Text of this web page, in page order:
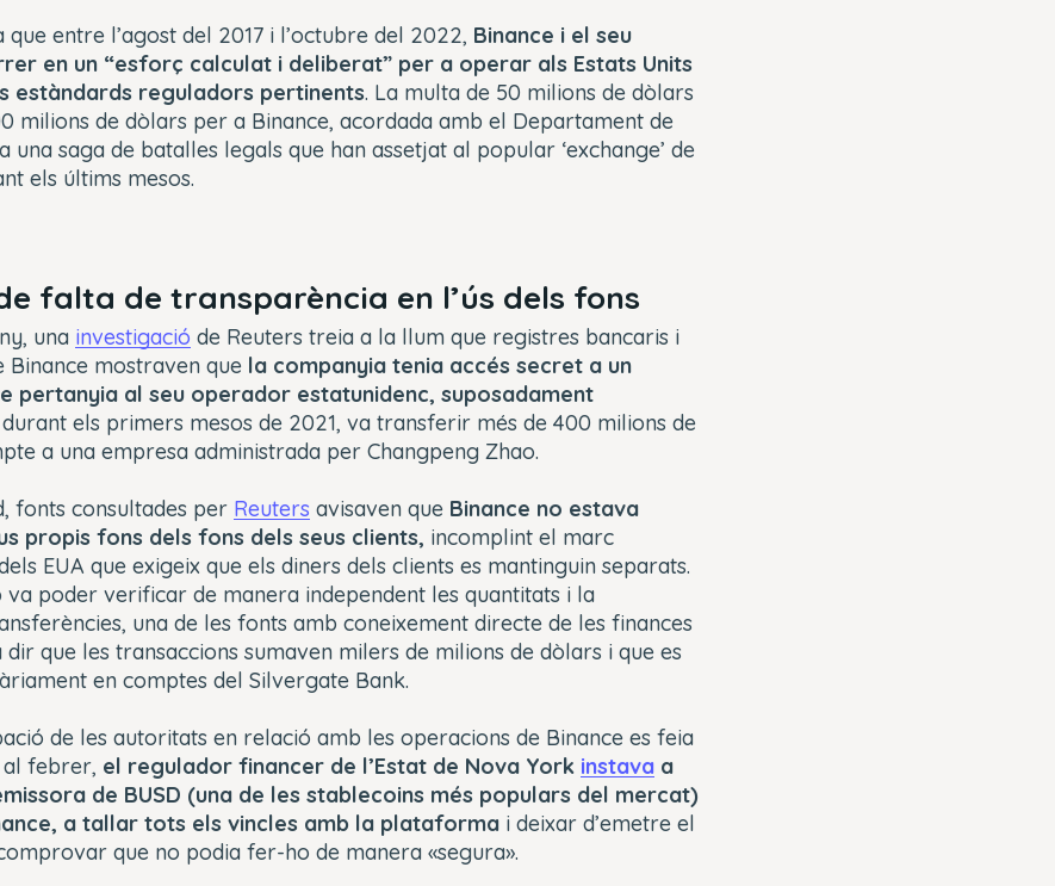
que entre l’agost del 2017 i l’octubre del 2022, Binance i el seu
en un “esforç calculat i deliberat” per a operar als Estats Units
estàndards reguladors pertinents. La multa de 50 milions de dòlars
milions de dòlars per a Binance, acordada amb el Departament de
una saga de batalles legals que han assetjat al popular ‘exchange’ de
els últims mesos.
falta de transparència en l’ús dels fons
una investigació de Reuters treia a la llum que registres bancaris i
Binance mostraven que la companyia tenia accés secret a un
pertanyia al seu operador estatunidenc, suposadament
durant els primers mesos de 2021, va transferir més de 400 milions de
a una empresa administrada per Changpeng Zhao.
fonts consultades per Reuters avisaven que Binance no estava
propis fons dels fons dels seus clients, incomplint el marc
EUA que exigeix que els diners dels clients es mantinguin separats.
va poder verificar de manera independent les quantitats i la
una de les fonts amb coneixement directe de les finances
que les transaccions sumaven milers de milions de dòlars i que es
en comptes del Silvergate Bank.
de les autoritats en relació amb les operacions de Binance es feia
al febrer, el regulador financer de l’Estat de Nova York instava a
de BUSD (una de les stablecoins més populars del mercat)
a tallar tots els vincles amb la plataforma i deixar d’emetre el
que no podia fer-ho de manera «segura».